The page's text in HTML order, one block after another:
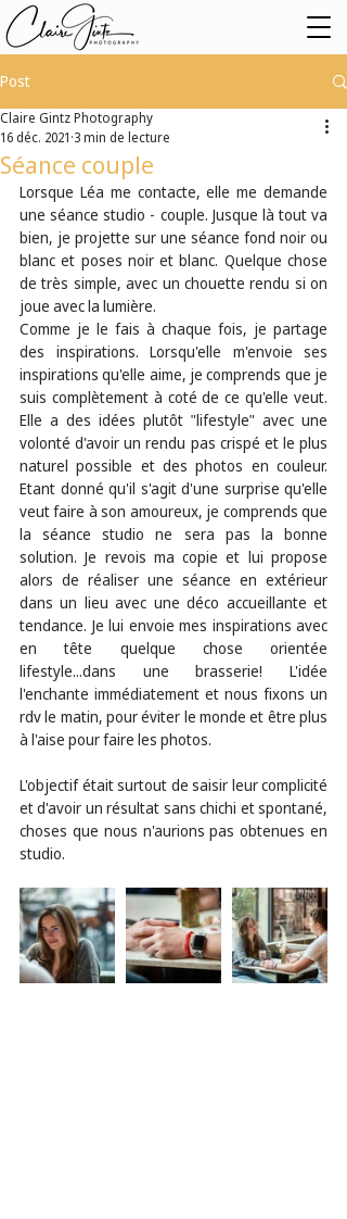
Post
Séance couple
Claire Gintz Photography
16 déc. 2021 3 min de lecture
Lorsque Léa me contacte, elle me demande
une séance studio - couple. Jusque là tout va
bien, je projette sur une séance fond noir ou
blanc et poses noir et blanc. Quelque chose
de très simple, avec un chouette rendu si on
joue avec la lumière.
Comme je le fais à chaque fois, je partage
des inspirations. Lorsqu'elle m'envoie ses
inspirations qu'elle aime, je comprends que je
suis complètement à coté de ce qu'elle veut.
Elle a des idées plutôt "lifestyle" avec une
volonté d'avoir un rendu pas crispé et le plus
naturel possible et des photos en couleur.
Etant donné qu'il s'agit d'une surprise qu'elle
veut faire à son amoureux, je comprends que
la séance studio ne sera pas la bonne
solution. Je revois ma copie et lui propose
alors de réaliser une séance en extérieur
dans un lieu avec une déco accueillante et
tendance. Je lui envoie mes inspirations avec
en tête quelque chose orientée
lifestyle...dans une brasserie! L'idée
l'enchante immédiatement et nous fixons un
rdv le matin, pour éviter le monde et être plus
à l'aise pour faire les photos.
L'objectif était surtout de saisir leur complicité
et d'avoir un résultat sans chichi et spontané,
choses que nous n'aurions pas obtenues en
studio.